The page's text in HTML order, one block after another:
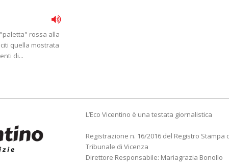
rossa alla
quella mostrata
di...
L’Eco Vicentino è una testata giornalistica
Registrazione n. 16/2016 del Registro Stampa
Tribunale di Vicenza
Direttore Responsabile: Mariagrazia Bonollo